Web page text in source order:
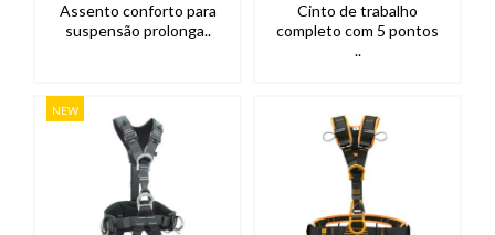
Assento conforto para
suspensão prolonga..
Cinto de trabalho
completo com 5 pontos
..
NEW